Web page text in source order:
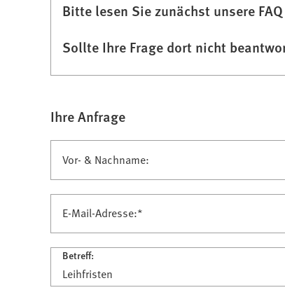
Bitte lesen Sie zunächst unsere
(Öffnet
einem
neuen
Sollte Ihre Frage dort nicht
Ihre Anfrage
Vor- & Nachname:
E-Mail-Adresse:*
Betreff: